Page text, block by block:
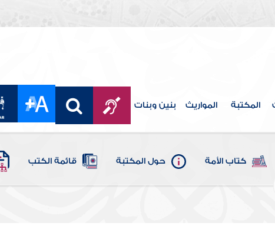
المكتبة المواريث بنين وبنات
كتاب الأمة حول المكتبة قائمة الكتب